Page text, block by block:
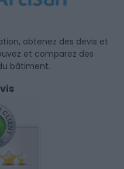
obtenez des devis et
et comparez des
bâtiment.